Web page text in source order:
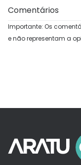
Comentários
Importante: Os
e não representam a